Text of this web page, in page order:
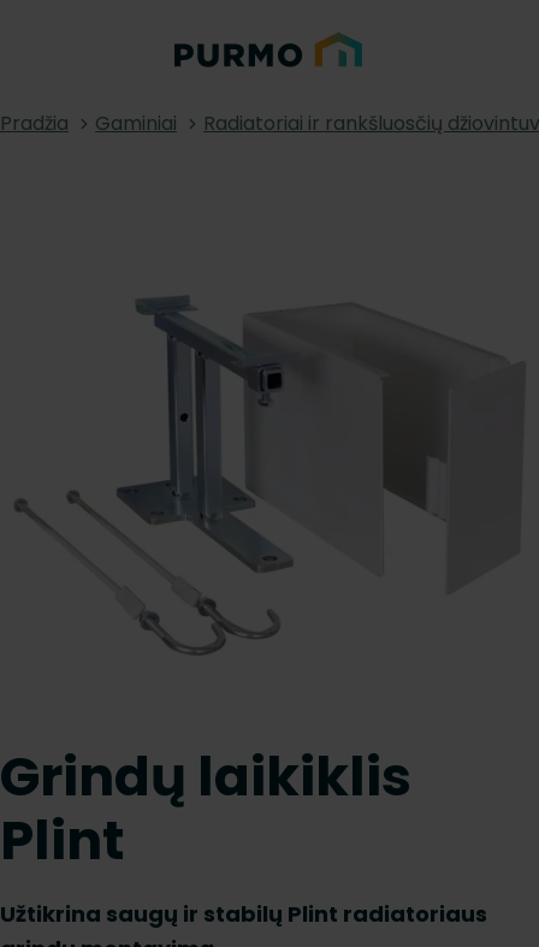
Pradžia Gaminiai Radiatoriai ir rankšluosčių
Grindų laikiklis
Plint
Užtikrina saugų ir stabilų Plint radiatoriaus